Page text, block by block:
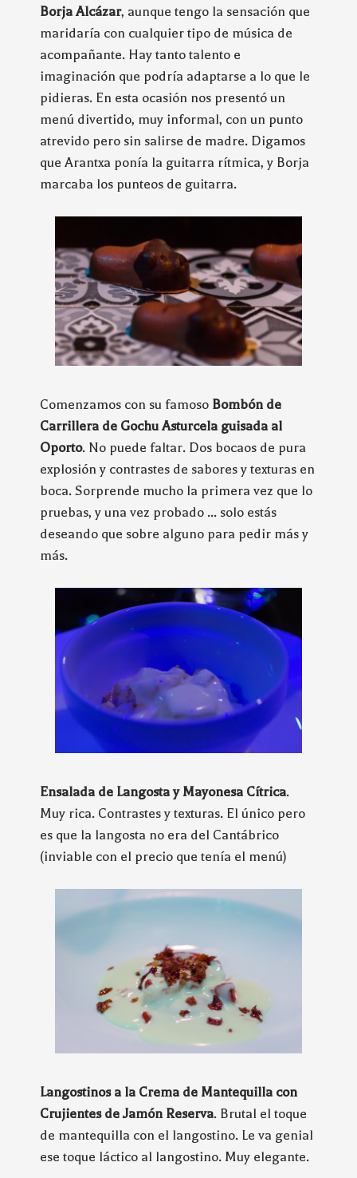
Borja Alcázar, aunque tengo la sensación que
maridaría con cualquier tipo de música de
acompañante. Hay tanto talento e
imaginación que podría adaptarse a lo que le
pidieras. En esta ocasión nos presentó un
menú divertido, muy informal, con un punto
atrevido pero sin salirse de madre. Digamos
que Arantxa ponía la guitarra rítmica, y Borja
marcaba los punteos de guitarra.
Comenzamos con su famoso Bombón de
Carrillera de Gochu Asturcela guisada al
Oporto. No puede faltar. Dos bocaos de pura
explosión y contrastes de sabores y texturas en
boca. Sorprende mucho la primera vez que lo
pruebas, y una vez probado ... solo estás
deseando que sobre alguno para pedir más y
más.
Ensalada de Langosta y Mayonesa Cítrica.
Muy rica. Contrastes y texturas. El único pero
es que la langosta no era del Cantábrico
(inviable con el precio que tenía el menú)
Langostinos a la Crema de Mantequilla con
Crujientes de Jamón Reserva. Brutal el toque
de mantequilla con el langostino. Le va genial
ese toque láctico al langostino. Muy elegante.